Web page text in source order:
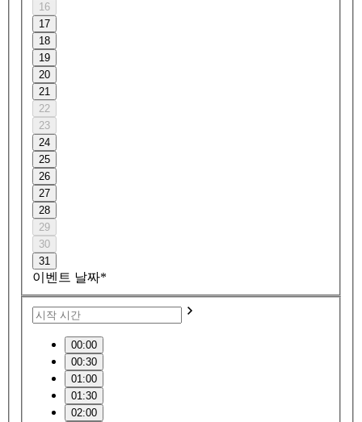
16
17
18
19
20
21
22
23
24
25
26
27
28
29
30
31
이벤트 날짜*
00:00
00:30
01:00
01:30
02:00